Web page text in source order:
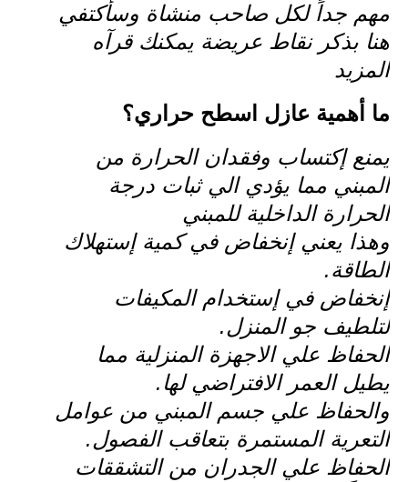
مهم جداً لكل صاحب منشاة وسأكتفي
هنا بذكر نقاط عريضة يمكنك قرآه
المزيد
ما أهمية عازل اسطح حراري؟
يمنع إكتساب وفقدان الحرارة من
المبني مما يؤدي الي ثبات درجة
الحرارة الداخلية للمبني
وهذا يعني إنخفاض في كمية إستهلاك
الطاقة.
إنخفاض في إستخدام المكيفات
لتلطيف جو المنزل.
الحفاظ علي الاجهزة المنزلية مما
يطيل العمر الافتراضي لها.
والحفاظ علي جسم المبني من عوامل
التعرية المستمرة بتعاقب الفصول.
الحفاظ علي الجدران من التشققات